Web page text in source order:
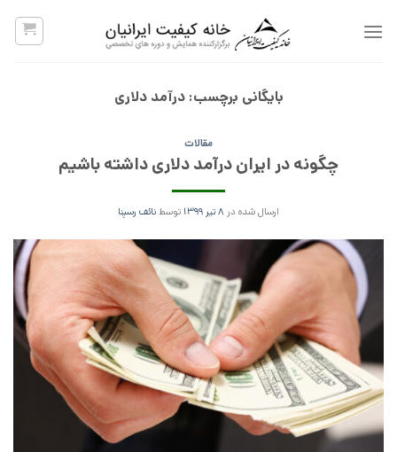
بایگانی برچسب:درآمد دلاری
مقالات
چگونه در ایران درآمد دلاری داشته باشیم
ارسال شده در ۸ تیر ۱۳۹۹ توسطنائف رسپنا